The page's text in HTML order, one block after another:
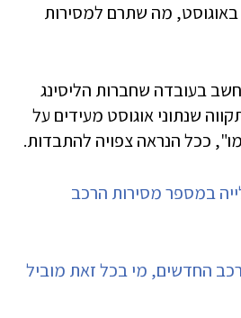
באוגוסט, מה שתרם למסירות
בעובדה שחברות הליסינג
שנתוני אוגוסט מעידים על
ככל הנראה צפויה להתבדות.
במספר מסירות הרכב
החדשים, מי בכל זאת מוביל